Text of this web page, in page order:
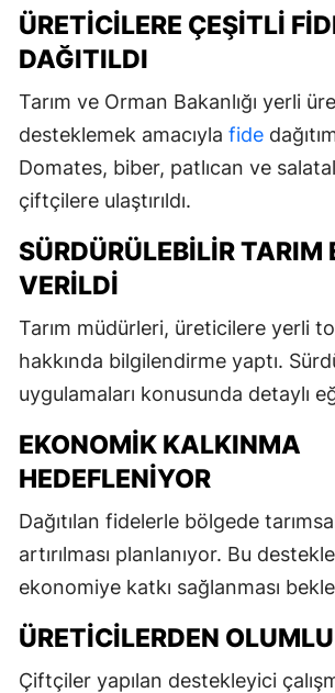
ÜRETICILERE ÇEŞITLI
DAĞITILDI
Tarım ve Orman Bakanlığı yerli
desteklemek amacıyla fide
Domates, biber, patlıcan ve
çiftçilere ulaştırıldı.
SÜRDÜRÜLEBILIR TARIM
VERILDI
Tarım müdürleri, üreticilere yerli
hakkında bilgilendirme yaptı.
uygulamaları konusunda detaylı
EKONOMIK KALKINMA
HEDEFLENIYOR
Dağıtılan fidelerle bölgede
artırılması planlanıyor. Bu
ekonomiye katkı sağlanması
ÜRETICILERDEN
Çiftçiler yapılan destekleyici